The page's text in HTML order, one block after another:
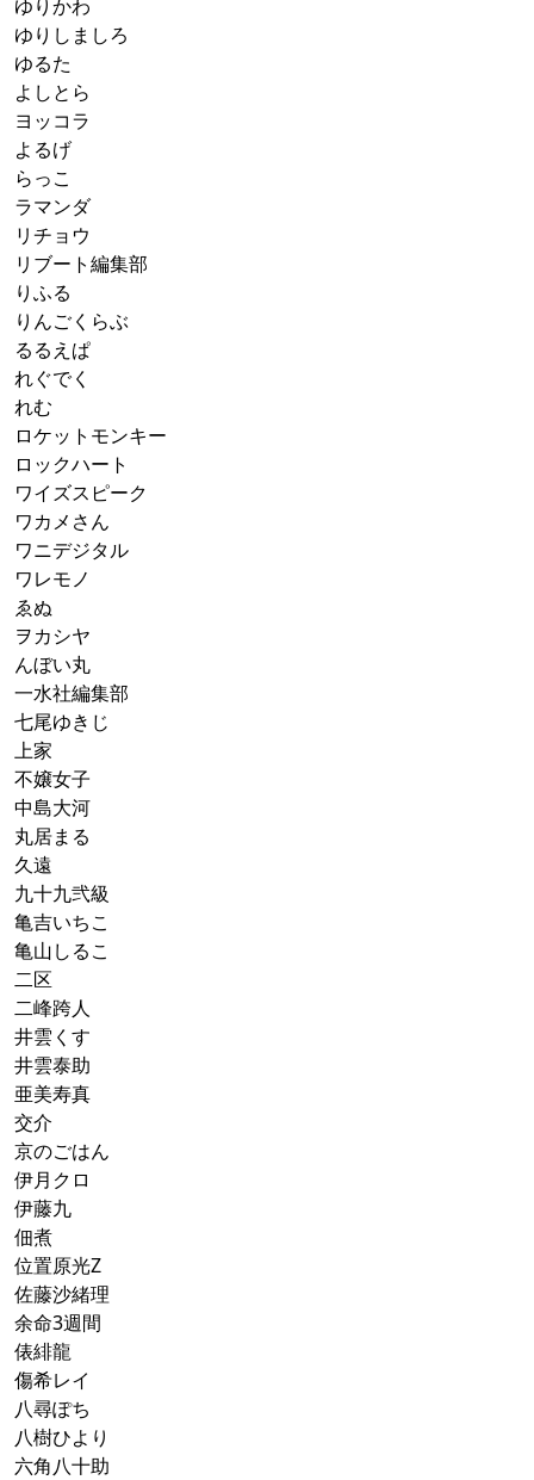
ゆりかわ
ゆりしましろ
ゆるた
よしとら
ヨッコラ
よるげ
らっこ
ラマンダ
リチョウ
リブート編集部
りふる
りんごくらぶ
るるえぱ
れぐでく
れむ
ロケットモンキー
ロックハート
ワイズスピーク
ワカメさん
ワニデジタル
ワレモノ
ゑぬ
ヲカシヤ
んぼい丸
一水社編集部
七尾ゆきじ
上家
不嬢女子
中島大河
丸居まる
久遠
九十九弐級
亀吉いちこ
亀山しるこ
二区
二峰跨人
井雲くす
井雲泰助
亜美寿真
交介
京のごはん
伊月クロ
伊藤九
佃煮
位置原光Z
佐藤沙緒理
余命3週間
俵緋龍
傷希レイ
八尋ぽち
八樹ひより
六角八十助